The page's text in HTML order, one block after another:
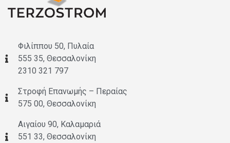
Φιλίππου 50, Πυλαία
555 35, Θεσσαλονίκη
2310 321 797
Στροφή Επανωμής – Περαίας
575 00, Θεσσαλονίκη
Αιγαίου 90, Καλαμαριά
551 33, Θεσσαλονίκη